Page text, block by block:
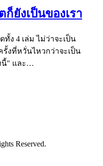
ยังเป็นของเรา
ง 4 เล่ม ไม่ว่าจะเป็น
รั้งที่หวั่นไหวกว่าจะเป็น
นี้" และ…
Reserved.